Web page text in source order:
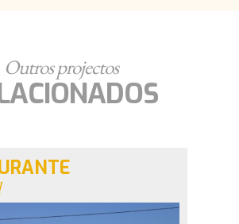
Outros projectos